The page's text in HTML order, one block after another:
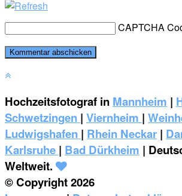
CAPTCHA
Hochzeitsfotograf in Mannheim |
Schwetzingen | Viernheim |
‎Ludwigshafen | Rhein Neckar |
Karlsruhe | Bad Dürkheim |
Weltweit.
© Copyright 2026